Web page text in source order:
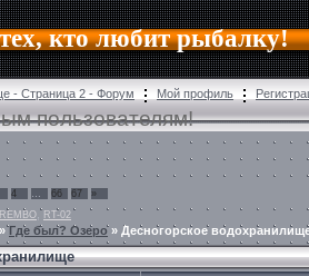
кто любит рыбалку!
- Страница 2 - Форум Мой профиль
пользователям!
4 … 66 67 »
REMBO , RT-02
»Где был? Озеро» Десногорское